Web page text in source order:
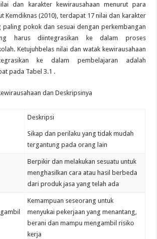
dan karakter kewirausahaan menurut para
Kemdiknas (2010), terdapat 17 nilai dan karakter
paling pokok dan sesuai dengan perkembangan
harus diintegrasikan ke dalam proses
Ketujuhbelas nilai dan watak kewirausahaan
ke dalam pembelajaran adalah
pada Tabel 3.1 .
dan Deskripsinya
Deskripsi
Sikap dan perilaku yang tidak mudah
tergantung pada orang lain
Berpikir dan melakukan sesuatu untuk
menghasilkan cara atau hasil berbeda
dari produk jasa yang telah ada
Kemampuan seseorang untuk
menyukai pekerjaan yang menantang,
berani dan mampu mengambil risiko
kerja